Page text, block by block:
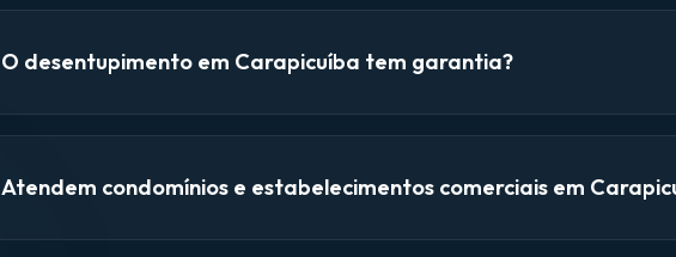
O desentupimento em Carapicuíba tem garantia?
Atendem condomínios e estabelecimentos comerciais em